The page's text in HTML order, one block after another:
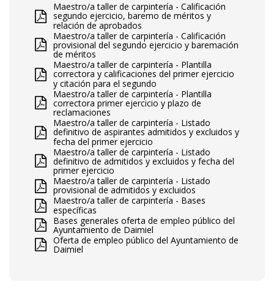
Maestro/a taller de carpintería - Calificación
segundo ejercicio, baremo de méritos y
relación de aprobados
Maestro/a taller de carpintería - Calificación
provisional del segundo ejercicio y baremación
de méritos
Maestro/a taller de carpintería - Plantilla
correctora y calificaciones del primer ejercicio
y citación para el segundo
Maestro/a taller de carpintería - Plantilla
correctora primer ejercicio y plazo de
reclamaciones
Maestro/a taller de carpintería - Listado
definitivo de aspirantes admitidos y excluidos y
fecha del primer ejercicio
Maestro/a taller de carpintería - Listado
definitivo de admitidos y excluidos y fecha del
primer ejercicio
Maestro/a taller de carpintería - Listado
provisional de admitidos y excluidos
Maestro/a taller de carpintería - Bases
específicas
Bases generales oferta de empleo público del
Ayuntamiento de Daimiel
Oferta de empleo público del Ayuntamiento de
Daimiel